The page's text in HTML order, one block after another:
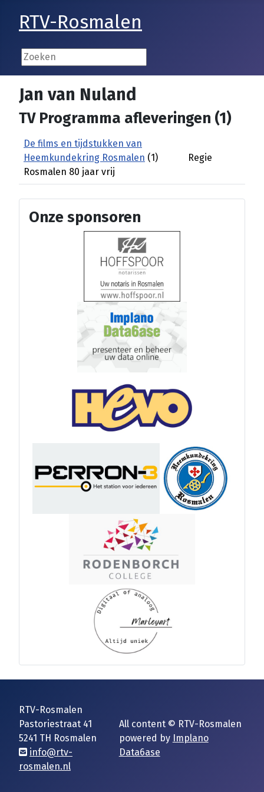
RTV-Rosmalen
Jan van Nuland
TV Programma afleveringen (1)
De films en tijdstukken van
Heemkundekring Rosmalen (1)
Rosmalen 80 jaar vrij
Regie
Onze sponsoren
RTV-Rosmalen
Pastoriestraat 41
5241 TH Rosmalen
info@rtv-
rosmalen.nl
All content © RTV-Rosmalen
powered by Implano
Data6ase